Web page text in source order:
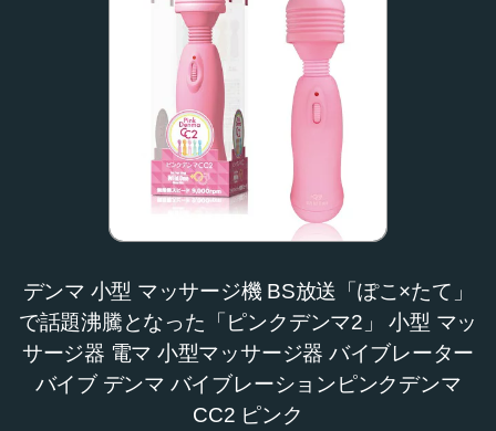
デンマ 小型 マッサージ機 BS放送「ぽこ×たて」
で話題沸騰となった「ピンクデンマ2」 小型 マッ
サージ器 電マ 小型マッサージ器 バイブレーター
バイブ デンマ バイブレーションピンクデンマ
CC2 ピンク